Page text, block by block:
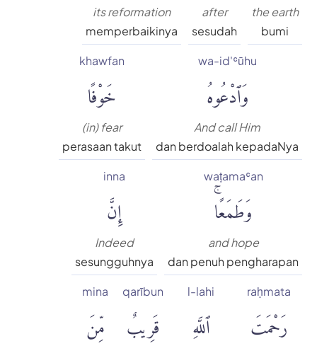
the earth
bumi
after
sesudah
its reformation
memperbaikinya
wa-id'ʿūhu
وَٱدْعُوهُ
And call Him
dan berdoalah kepadaNya
khawfan
خَوْفًا
(in) fear
perasaan takut
waṭamaʿan
وَطَمَعًاۚ
and hope
dan penuh pengharapan
inna
إِنَّ
Indeed
sesungguhnya
raḥmata
رَحْمَتَ
l-lahi
ٱللَّهِ
qarībun
قَرِيبٌ
mina
مِّنَ